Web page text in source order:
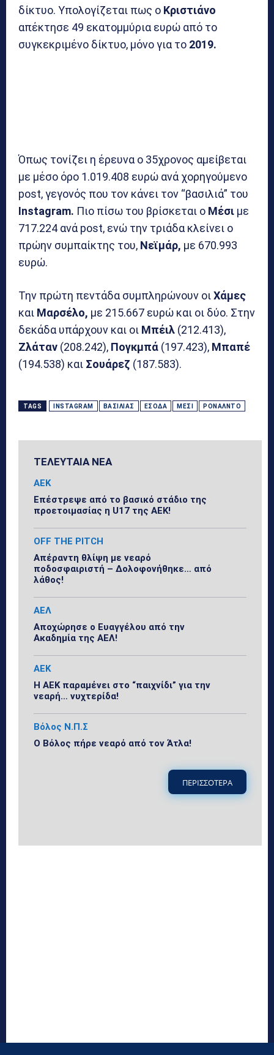
δίκτυο. Υπολογίζεται πως ο Κριστιάνο
απέκτησε 49 εκατομμύρια ευρώ από το
συγκεκριμένο δίκτυο, μόνο για το 2019.
Όπως τονίζει η έρευνα ο 35χρονος αμείβεται
με μέσο όρο 1.019.408 ευρώ ανά χορηγούμενο
post, γεγονός που τον κάνει τον “βασιλιά” του
Instagram. Πιο πίσω του βρίσκεται ο Μέσι με
717.224 ανά post, ενώ την τριάδα κλείνει ο
πρώην συμπαίκτης του, Νεϊμάρ, με 670.993
ευρώ.
Την πρώτη πεντάδα συμπληρώνουν οιΧάμες
και Μαρσέλο, με 215.667 ευρώ και οι δύο. Στην
δεκάδα υπάρχουν και οι Μπέιλ (212.413),
Ζλάταν (208.242), Πογκμπά (197.423), Μπαπέ
(194.538) και Σουάρεζ (187.583).
TAGS INSTAGRAM ΒΑΣΙΛΙΆΣ ΈΣΟΔΑ ΜΈΣΙ ΡΟΝΆΛΝΤΟ
ΤΕΛΕΥΤΑΙΑ ΝΕΑ
ΑΕΚ
Επέστρεψε από το βασικό στάδιο της
προετοιμασίας η U17 της ΑΕΚ!
OFF THE PITCH
Απέραντη θλίψη με νεαρό
ποδοσφαιριστή – Δολοφονήθηκε… από
λάθος!
ΑΕΛ
Αποχώρησε ο Ευαγγέλου από την
Ακαδημία της ΑΕΛ!
ΑΕΚ
Η ΑΕΚ παραμένει στο “παιχνίδι” για την
νεαρή… νυχτερίδα!
Βόλος Ν.Π.Σ
Ο Βόλος πήρε νεαρό από τον Άτλα!
ΠΕΡΙΣΣΟΤΕΡΑ